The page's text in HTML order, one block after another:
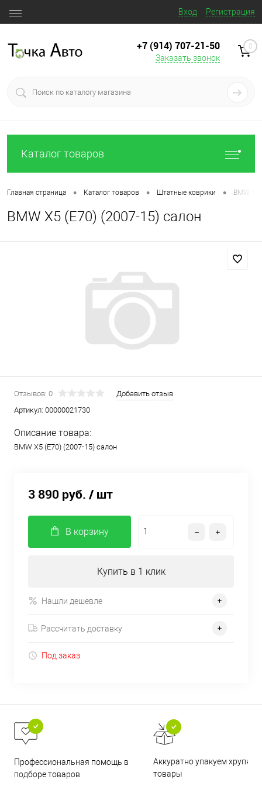
Вход Регистрация
+7 (914) 707‒21‒50
Заказать звонок
0
Каталог товаров
Главная страница • Каталог товаров • Штатные коврики • BMW
BMW X5 (E70) (2007-15) салон
Отзывов: 0
Добавить отзыв
Артикул: 00000021730
Описание товара:
BMW X5 (E70) (2007-15) салон
3 890 руб. / шт
В корзину
Купить в 1 клик
Нашли дешевле
Рассчитать доставку
Под заказ
Профессиональная помощь в
подборе товаров
Аккуратно упакуем хрупкие
товары